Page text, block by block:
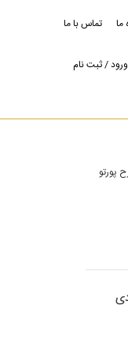
ما تماس با ما
ورود / ثبت نام
پورتو